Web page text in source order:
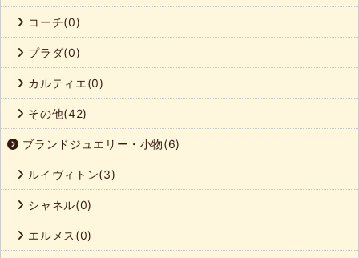
コーチ(0)
プラダ(0)
カルティエ(0)
その他(42)
ブランドジュエリー・小物(6)
ルイヴィトン(3)
シャネル(0)
エルメス(0)